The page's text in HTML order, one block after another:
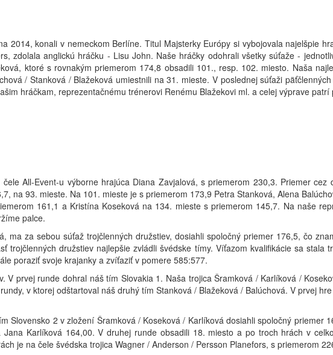
2014, konali v nemeckom Berlíne. Titul Majsterky Európy si vybojovala najelšpie
zdolala anglickú hráčku - Lisu John. Naše hráčky odohrali všetky súťaže -
ktoré s rovnakým priemerom 174,8 obsadili 101., resp. 102. miesto. Naša
/ Stanková / Blažeková umiestnili na 31. mieste. V poslednej súťaži
hráčkam, reprezentačnému trénerovi Renému Blažekovi ml. a celej výprave
All-Event-u výborne hrajúca Diana Zavjalová, s priemerom 230,3. Priemer
na 93. mieste. Na 101. mieste je s priemerom 173,9 Petra Stanková, Alena
161,1 a Kristína Koseková na 134. mieste s priemerom 145,7. Na naše
palce.
ma za sebou súťaž trojčlenných družstiev, dosiahli spoločný priemer 176,5, čo
trojčlenných družstiev najlepšie zvládli švédske tímy. Víťazom kvalifikácie sa
poraziť svoje krajanky a zvíťaziť v pomere 585:577.
prvej runde dohral náš tím Slovakia 1. Naša trojica Šramková / Karlíková /
v ktorej odštartoval náš druhý tím Stanková / Blažeková / Balúchová. V prvej
Slovensko 2 v zložení Šramková / Koseková / Karlíková dosiahli spoločný priemer
Karlíková 164,00. V druhej runde obsadili 18. miesto a po troch hrách v
je na čele švédska trojica Wagner / Anderson / Persson Planefors, s priemerom